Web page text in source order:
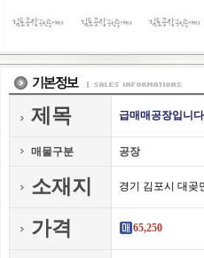
제목 급매매공장입니
매물구분 공장
소재지 경기 김포시 대곶
가격 65,250